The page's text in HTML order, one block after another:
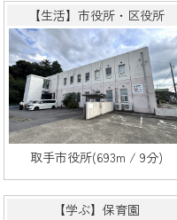
【生活】市役所・区役所
取手市役所(693m / 9分)
【学ぶ】保育園